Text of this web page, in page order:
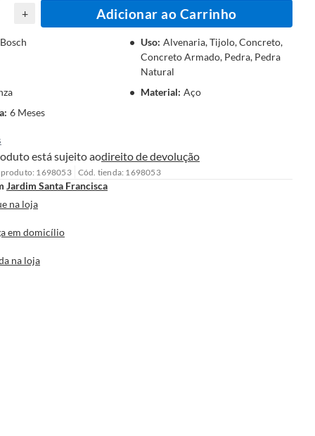
+ Adicionar ao Carrinho
Bosch Uso: Alvenaria, Tijolo, Concreto,
Concreto Armado, Pedra, Pedra
Natural
Material: Aço
: 6 Meses
está sujeito aodireito de devolução
produto: 1698053 Cód. tienda: 1698053
Jardim Santa Francisca
na loja
em domicílio
na loja